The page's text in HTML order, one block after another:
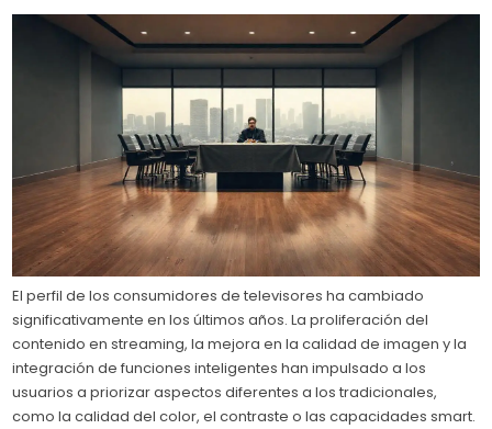
El perfil de los consumidores de televisores ha cambiado
significativamente en los últimos años. La proliferación del
contenido en streaming, la mejora en la calidad de imagen y la
integración de funciones inteligentes han impulsado a los
usuarios a priorizar aspectos diferentes a los tradicionales,
como la calidad del color, el contraste o las capacidades smart.